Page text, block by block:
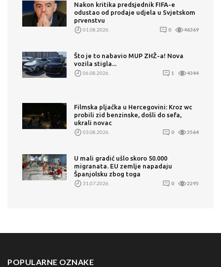
Nakon kritika predsjednik FIFA-e
odustao od prodaje udjela u Svjetskom
prvenstvu
01.08.2026. 0 46369
Što je to nabavio MUP ZHŽ-a! Nova
vozila stigla...
06.08.2026. 1 4344
Filmska pljačka u Hercegovini: Kroz wc
probili zid benzinske, došli do sefa,
ukrali novac
03.08.2026. 0 3564
U mali gradić ušlo skoro 50.000
migranata. EU zemlje napadaju
Španjolsku zbog toga
31.07.2026. 0 2295
POPULARNE OZNAKE